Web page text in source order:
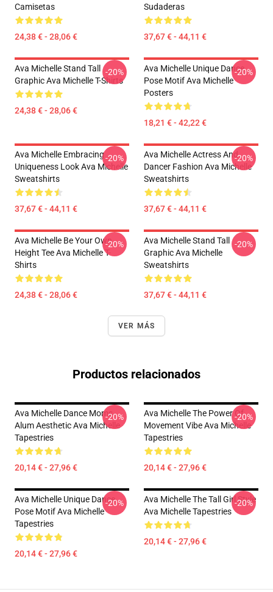
Camisetas
24,38 € - 28,06 €
Sudaderas
37,67 € - 44,11 €
Ava Michelle Stand Tall
Graphic Ava Michelle T-Shirts
24,38 € - 28,06 €
-20%
Ava Michelle Unique Dance
Pose Motif Ava Michelle
Posters
18,21 € - 42,22 €
-20%
Ava Michelle Embracing
Uniqueness Look Ava Michelle
Sweatshirts
37,67 € - 44,11 €
-20%
Ava Michelle Actress And
Dancer Fashion Ava Michelle
Sweatshirts
37,67 € - 44,11 €
-20%
Ava Michelle Be Your Own
Height Tee Ava Michelle T-
Shirts
24,38 € - 28,06 €
-20%
Ava Michelle Stand Tall
Graphic Ava Michelle
Sweatshirts
37,67 € - 44,11 €
-20%
VER MÁS
Productos relacionados
Ava Michelle Dance Moms
Alum Aesthetic Ava Michelle
Tapestries
20,14 € - 27,96 €
-20%
Ava Michelle The Power Of
Movement Vibe Ava Michelle
Tapestries
20,14 € - 27,96 €
-20%
Ava Michelle Unique Dance
Pose Motif Ava Michelle
Tapestries
20,14 € - 27,96 €
-20%
Ava Michelle The Tall Girl Style
Ava Michelle Tapestries
20,14 € - 27,96 €
-20%